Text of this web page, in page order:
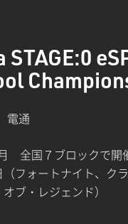
STAGE:0
電通
全国７ブロックで開
フォートナイト、ク
ブ・レジェンド）